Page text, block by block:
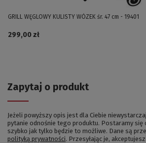
GRILL WĘGLOWY KULISTY WÓZEK śr. 47 cm - 19401
299,00 zł
Zapytaj o produkt
Jeżeli powyższy opis jest dla Ciebie
pytanie odnośnie tego produktu. Postaramy się
szybko jak tylko będzie to możliwe. Dane są
polityką prywatności. Przesyłając je,